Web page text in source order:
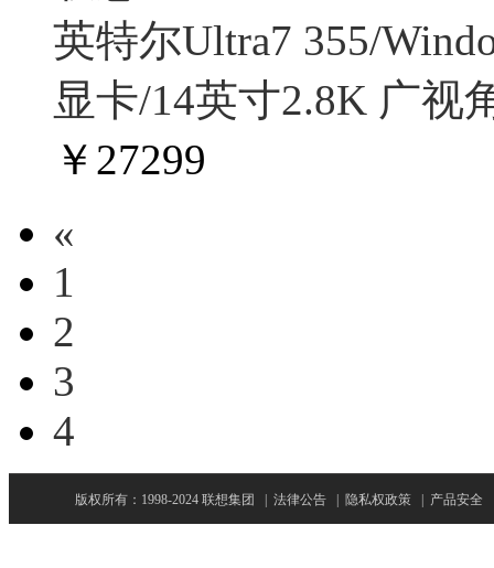
英特尔Ultra7 355/
显卡/14英寸2.8K 广视
￥ 27299
«
1
2
3
4
版权所有：1998-2024 联想集团 法律公告 隐私权政策 产品安全